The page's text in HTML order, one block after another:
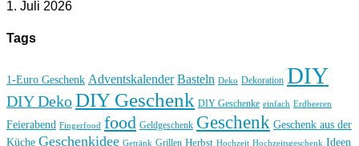
1. Juli 2026
Tags
1-Euro Geschenk Adventskalender Basteln Deko Dekoration DIY
DIY DekoDIY Geschenk DIY Geschenke einfach Erdbeeren
Feierabend Fingerfood food Geldgeschenk Geschenk Geschenk aus der
Küche Geschenkidee Getränk Grillen Herbst Hochzeit Hochzeitsgeschenk Ideen